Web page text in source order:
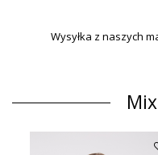
Wysyłka z naszych